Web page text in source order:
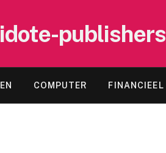
publishers
COMPUTER FINANCIEEL